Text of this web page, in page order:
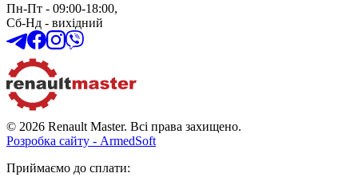
Пн-Пт - 09:00-18:00,
Сб-Нд - вихідний
© 2026 Renault Master. Всі права захищено.
Розробка сайту - ArmedSoft
Приймаємо до сплати: